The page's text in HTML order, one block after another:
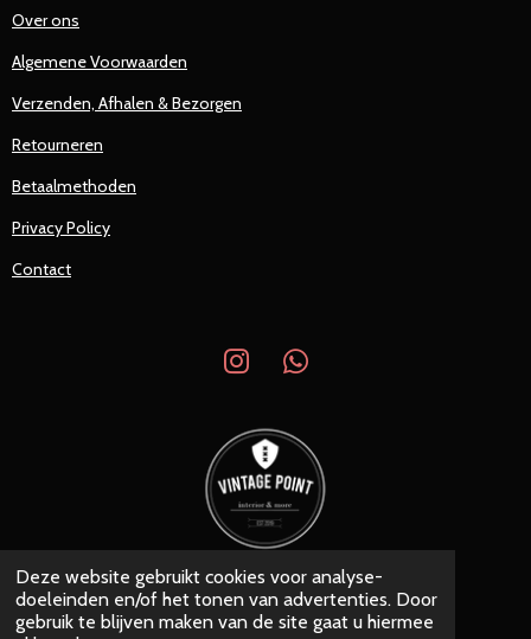
Deze website gebruikt cookies voor analyse-
doeleinden en/of het tonen van advertenties. Door
gebruik te blijven maken van de site gaat u hiermee
Over ons
Algemene Voorwaarden
Verzenden, Afhalen & Bezorgen
Retourneren
Betaalmethoden
Privacy Policy
Contact
I
s
a
g
r
a
m
W
a
s
A
p
p
© 2019 - 2026 Vintage Point
Powered byJouwWeb